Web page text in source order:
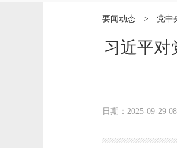
要闻动态 > 党中
习近平对
日期：2025-09-29